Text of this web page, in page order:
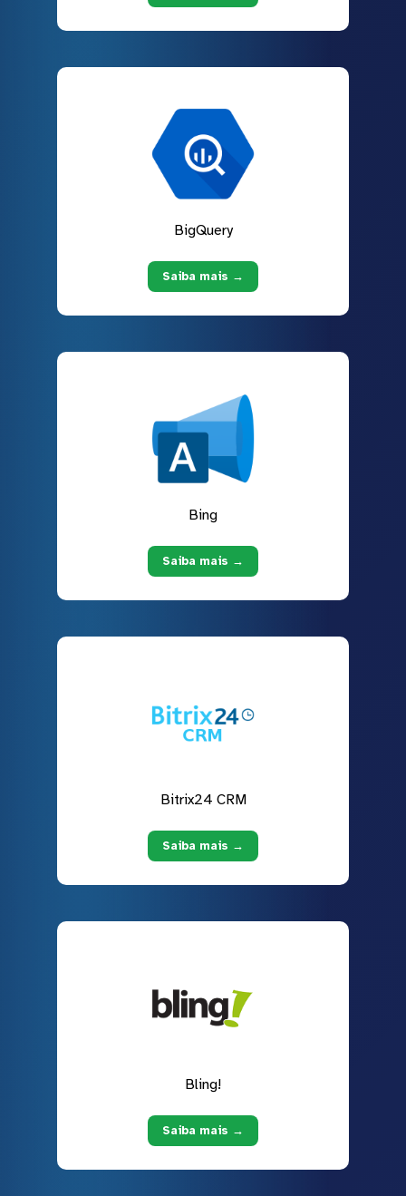
BigQuery
Saiba mais →
Bing
Saiba mais →
Bitrix24 CRM
Saiba mais →
Bling!
Saiba mais →